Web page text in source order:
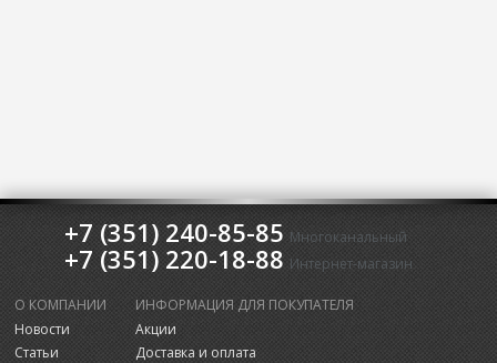
+7 (351) 240-85-85 Многоканальный
+7 (351) 220-18-88 Интернет-магазин
О КОМПАНИИ
Новости
Статьи
ИНФОРМАЦИЯ ДЛЯ ПОКУПАТЕЛЯ
Акции
Доставка и оплата